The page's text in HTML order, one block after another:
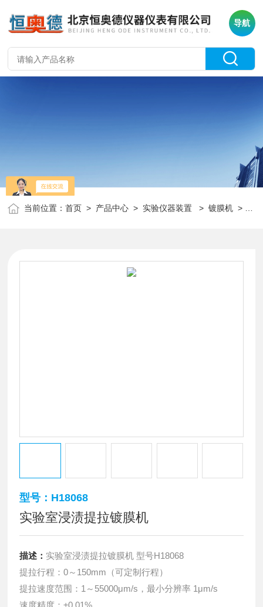
导航
当前位置：首页 > 产品中心 > 实验仪器装置 >镀膜机 > H18068实验室浸渍提拉镀膜机
型号：H18068
实验室浸渍提拉镀膜机
描述： 实验室浸渍提拉镀膜机 型号H18068
提拉行程：0～150mm（可定制行程）
提拉速度范围：1～55000μm/s，​最小分辨率 1μm/s
速度精度：±0.01%